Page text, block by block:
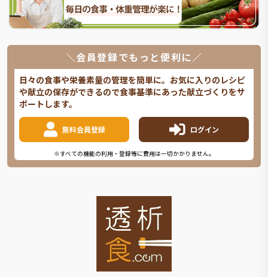
＼会員登録でもっと便利に／
日々の食事や栄養素量の管理を簡単に。お気に入りのレシピ
や献立の保存ができるので食事基準にあった献立づくりをサ
ポートします。
無料会員登録 ログイン
※すべての機能の利用・登録等に費用は一切かかりません。